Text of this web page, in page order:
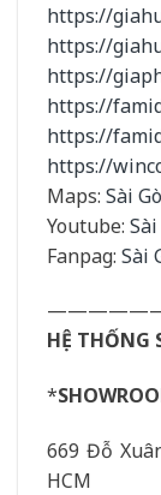
https://
https://
https://
https://
https://
https://
Maps: Sài
Youtube:
Fanpag: Sài
HỆ THỐNG
*
669 Đỗ
HCM